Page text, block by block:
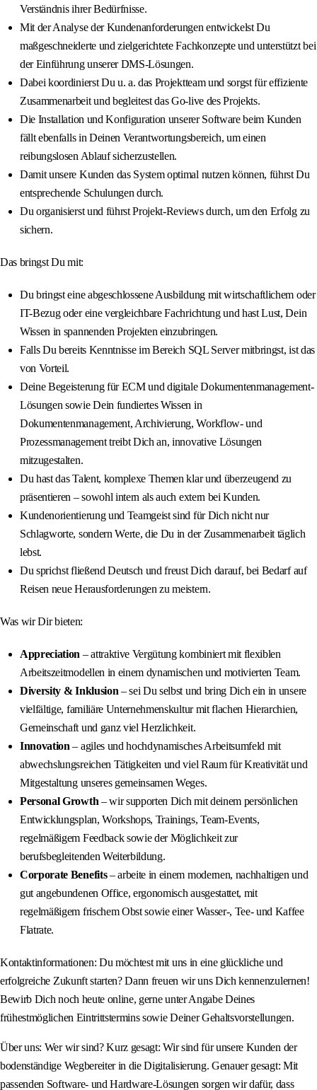
Verständnis ihrer Bedürfnisse.
Mit der Analyse der Kundenanforderungen entwickelst Du
maßgeschneiderte und zielgerichtete Fachkonzepte und unterstützt bei
der Einführung unserer DMS-Lösungen.
Dabei koordinierst Du u. a. das Projektteam und sorgst für effiziente
Zusammenarbeit und begleitest das Go‑live des Projekts.
Die Installation und Konfiguration unserer Software beim Kunden
fällt ebenfalls in Deinen Verantwortungsbereich, um einen
reibungslosen Ablauf sicherzustellen.
Damit unsere Kunden das System optimal nutzen können, führst Du
entsprechende Schulungen durch.
Du organisierst und führst Projekt-Reviews durch, um den Erfolg zu
sichern.
Das bringst Du mit:
Du bringst eine abgeschlossene Ausbildung mit wirtschaftlichem oder
IT-Bezug oder eine vergleichbare Fachrichtung und hast Lust, Dein
Wissen in spannenden Projekten einzubringen.
Falls Du bereits Kenntnisse im Bereich SQL Server mitbringst, ist das
von Vorteil.
Deine Begeisterung für ECM und digitale Dokumentenmanagement-
Lösungen sowie Dein fundiertes Wissen in
Dokumentenmanagement, Archivierung, Workflow- und
Prozessmanagement treibt Dich an, innovative Lösungen
mitzugestalten.
Du hast das Talent, komplexe Themen klar und überzeugend zu
präsentieren – sowohl intern als auch extern bei Kunden.
Kundenorientierung und Teamgeist sind für Dich nicht nur
Schlagworte, sondern Werte, die Du in der Zusammenarbeit täglich
lebst.
Du sprichst fließend Deutsch und freust Dich darauf, bei Bedarf auf
Reisen neue Herausforderungen zu meistern.
Was wir Dir bieten:
Appreciation – attraktive Vergütung kombiniert mit flexiblen
Arbeitszeitmodellen in einem dynamischen und motivierten Team.
Diversity & Inklusion – sei Du selbst und bring Dich ein in unsere
vielfältige, familiäre Unternehmenskultur mit flachen Hierarchien,
Gemeinschaft und ganz viel Herzlichkeit.
Innovation – agiles und hochdynamisches Arbeitsumfeld mit
abwechslungsreichen Tätigkeiten und viel Raum für Kreativität und
Mitgestaltung unseres gemeinsamen Weges.
Personal Growth – wir supporten Dich mit deinem persönlichen
Entwicklungsplan, Workshops, Trainings, Team-Events,
regelmäßigem Feedback sowie der Möglichkeit zur
berufsbegleitenden Weiterbildung.
Corporate Benefits– arbeite in einem modernen, nachhaltigen und
gut angebundenen Office, ergonomisch ausgestattet, mit
regelmäßigem frischem Obst sowie einer Wasser-, Tee- und Kaffee
Flatrate.
Kontaktinformationen: Du möchtest mit uns in eine glückliche und
erfolgreiche Zukunft starten? Dann freuen wir uns Dich kennenzulernen!
Bewirb Dich noch heute online, gerne unter Angabe Deines
frühestmöglichen Eintrittstermins sowie Deiner Gehaltsvorstellungen.
Über uns: Wer wir sind? Kurz gesagt: Wir sind für unsere Kunden der
bodenständige Wegbereiter in die Digitalisierung. Genauer gesagt: Mit
passenden Software‑ und Hardware‑Lösungen sorgen wir dafür, dass